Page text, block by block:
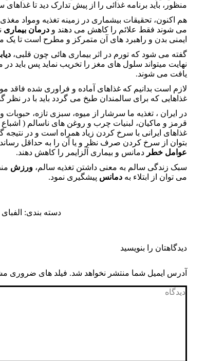
منظور، باید برنامه غذائی را از پیش تدارک دید تا
هم اکنون، تحقیقات بیشماری در زمینه تغذیه ومواد
می شوند فقط علائم را کاهش می دهند و درمان بیماری
ایمنی بدن و راهبرد های آن متمرکز و مطرح است تا یک
گفته می شود که تورم در اثر بیماری هائی چون قلبی،
نهایت میتواند سلول های مغز را تخریب نماید پس باید در
یافت می شوند.
لازم است بدانیم که غذاهای آماده و فراوری شده فاقد
غذاهایی که برای سالمندان طبخ می گردد باید با در
در ایران ، تغذیه ما سرشار از میوه، سبزی تازه،
قرمز و ماکیان، لبنیات چرب و روغن های ناسالم (
غذاهای ایرانی با سرخ کردن زیاد همراه است و در
بتوان از سرخ کردن صرف نظر و یا آن را به حداقل
عوامل خطر دمانس و بیماری آلزایمر را کاهش دهند.
سبک زندگی سالم به معنی داشتن تغذیه سالم، ورزش
می توان از ابتلاء به دمانس پیشگیری نمود.
دسته بندی:
دیدگاهتان را بنویسید
آدرس ایمیل شما منتشر نخواهد شد. فیلد های ضروری
دیدگاه